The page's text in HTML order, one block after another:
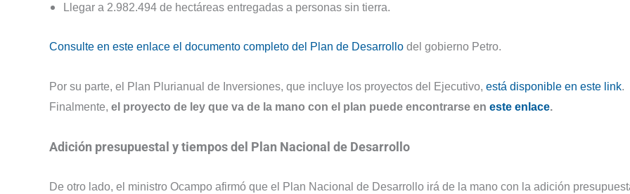
Llegar a 2.982.494 de hectáreas entregadas a personas sin tierra.
Consulte en este enlace el documento completo del Plan de Desarrollo del gobierno Petro.
Por su parte, el Plan Plurianual de Inversiones, que incluye los proyectos del Ejecutivo, está disponible en este link.
Finalmente, el proyecto de ley que va de la mano con el plan puede encontrarse en este enlace.
Adición presupuestal y tiempos del Plan Nacional de Desarrollo
De otro lado, el ministro Ocampo afirmó que el Plan Nacional de Desarrollo irá de la mano con la adición